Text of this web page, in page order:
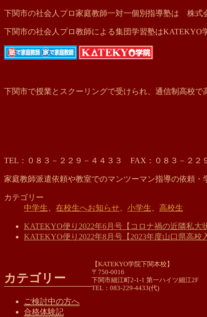
下関市の社会人プロ家庭教師一対一個別指導塾は 株
下関市の社会人プロ教師による集団学習塾はKATEKYO
下関市で授業とスクーリングで受けられ、通信制高校
TEL：０８３－２２９－４４３３ FAX：０８３－２２
家庭教師派遣依頼や教室でのマンツーマン指導の依頼・
カテゴリー
中学生
在校生へお知らせ 小学生 高校生
KATEKYO便り2022年6月号【コロナ禍の近隣私大
KATEKYO便り2022年8月号【2023年度山口県高校
カテゴリー
ご検討中の方へ
合格体験記
【KATEKYO学院下関本校】
〒750-0016
下関市細江町2-1-1 第一ハイツ細江2F
TEL：083-229-4433(代)